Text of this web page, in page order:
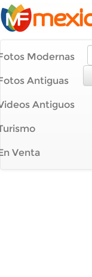
Modernas
Antiguas
Antiguos
Venta